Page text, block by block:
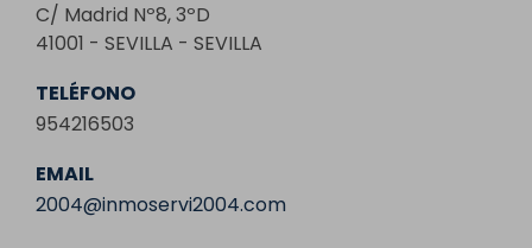
C/ Madrid Nº8, 3ºD
41001 - SEVILLA - SEVILLA
TELÉFONO
954216503
EMAIL
2004@inmoservi2004.com